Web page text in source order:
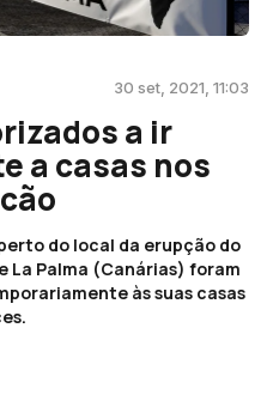
30 set, 2021, 11:03
a ir
a casas nos
do local da erupção do
La Palma (Canárias) foram
às suas casas